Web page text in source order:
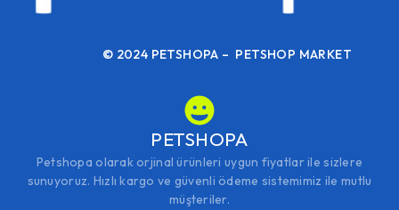
© 2024 PETSHOPA – PETSHOP MARKET
PETSHOPA
Petshopa olarak orjinal ürünleri uygun fiyatlar ile sizlere
sunuyoruz. Hızlı kargo ve güvenli ödeme sistemimiz ile mutlu
müşteriler.